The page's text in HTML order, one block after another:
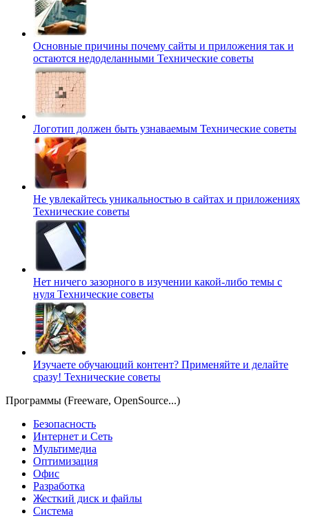
Основные причины почему сайты и приложения так и
остаются недоделанными Технические советы
Логотип должен быть узнаваемым Технические советы
Не увлекайтесь уникальностью в сайтах и приложениях
Технические советы
Нет ничего зазорного в изучении какой-либо темы с
нуля Технические советы
Изучаете обучающий контент? Применяйте и делайте
сразу! Технические советы
Программы (Freeware, OpenSource...)
Безопасность
Интернет и Сеть
Мультимедиа
Оптимизация
Офис
Разработка
Жесткий диск и файлы
Система